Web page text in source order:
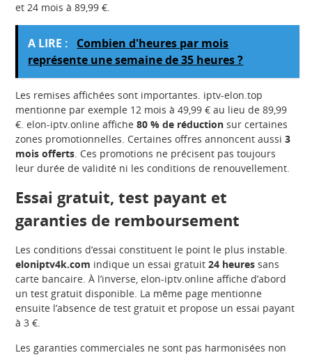
et 24 mois à 89,99 €.
A LIRE :
Combien d'heures par mois
représente une semaine de 35 heures ?
Les remises affichées sont importantes. iptv-elon.top
mentionne par exemple 12 mois à 49,99 € au lieu de 89,99
€. elon-iptv.online affiche80 % de réduction sur certaines
zones promotionnelles. Certaines offres annoncent aussi3
mois offerts. Ces promotions ne précisent pas toujours
leur durée de validité ni les conditions de renouvellement.
Essai gratuit, test payant et
garanties de remboursement
Les conditions d’essai constituent le point le plus instable.
eloniptv4k.com indique un essai gratuit24 heures sans
carte bancaire. À l’inverse, elon-iptv.online affiche d’abord
un test gratuit disponible. La même page mentionne
ensuite l’absence de test gratuit et propose un essai payant
à 3 €.
Les garanties commerciales ne sont pas harmonisées non